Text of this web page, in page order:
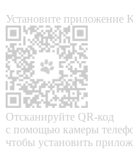
Установите приложение
Отсканируйте QR-код
с помощью камеры
чтобы установить